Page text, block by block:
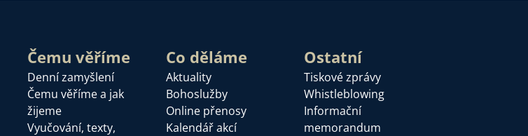
Čemu věříme
Denní zamyšlení
Čemu věříme a jak
žijeme
Vyučování, texty,
Co děláme
Aktuality
Bohoslužby
Online přenosy
Kalendář akcí
Ostatní
Tiskové zprávy
Whistleblowing
Informační
memorandum